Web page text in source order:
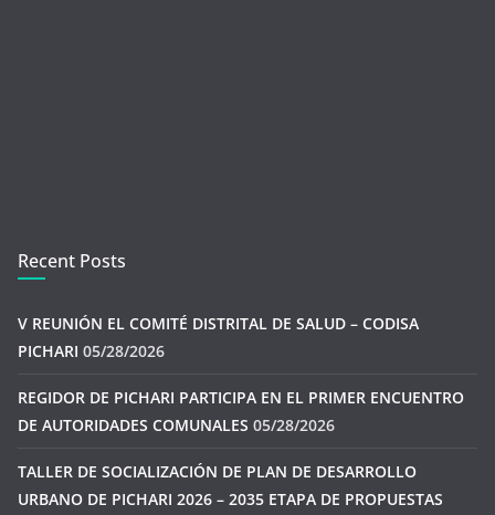
Recent Posts
V REUNIÓN EL COMITÉ DISTRITAL DE SALUD – CODISA
PICHARI 05/28/2026
REGIDOR DE PICHARI PARTICIPA EN EL PRIMER ENCUENTRO
DE AUTORIDADES COMUNALES 05/28/2026
TALLER DE SOCIALIZACIÓN DE PLAN DE DESARROLLO
URBANO DE PICHARI 2026 – 2035 ETAPA DE PROPUESTAS